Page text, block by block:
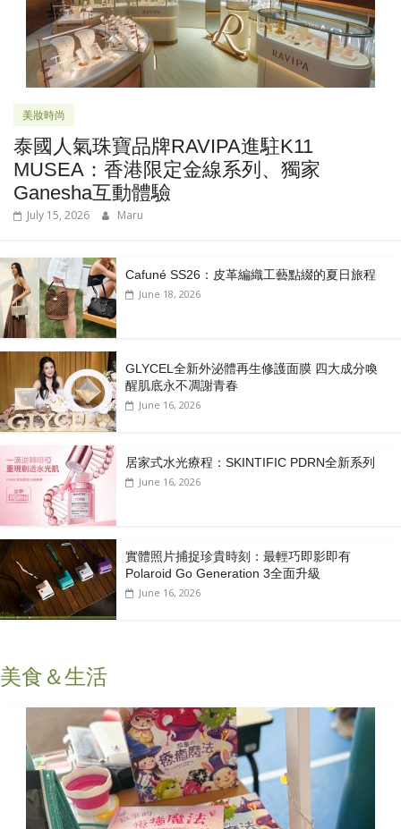
美妝時尚
泰國人氣珠寶品牌RAVIPA進駐K11
MUSEA：香港限定金線系列、獨家
Ganesha互動體驗
July 15, 2026 Maru
Cafuné SS26：皮革編織工藝點綴的夏日旅程
June 18, 2026
GLYCEL全新外泌體再生修護面膜 四大成分喚
醒肌底永不凋謝青春
June 16, 2026
居家式水光療程：SKINTIFIC PDRN全新系列
June 16, 2026
實體照片捕捉珍貴時刻：最輕巧即影即有
Polaroid Go Generation 3全面升級
June 16, 2026
美食＆生活